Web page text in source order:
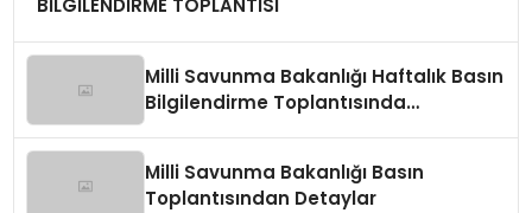
BİLGİLENDİRME TOPLANTISI
Milli Savunma Bakanlığı Haftalık Basın
Bilgilendirme Toplantısında
Milli Savunma Bakanlığı Basın
Toplantısından Detaylar